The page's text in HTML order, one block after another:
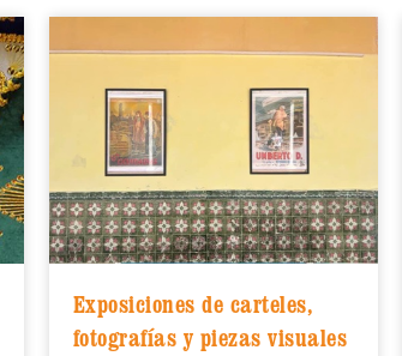
Exposiciones de carteles,
fotografías y piezas visuales